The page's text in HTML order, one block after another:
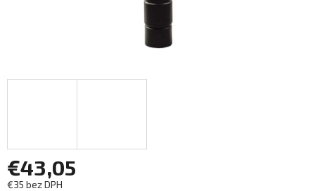
€43,05
€35 bez DPH